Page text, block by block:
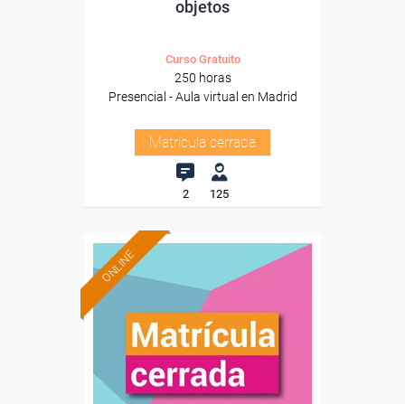
objetos
Curso Gratuito
250 horas
Presencial - Aula virtual en Madrid
Matrícula cerrada
2 125
ONLINE